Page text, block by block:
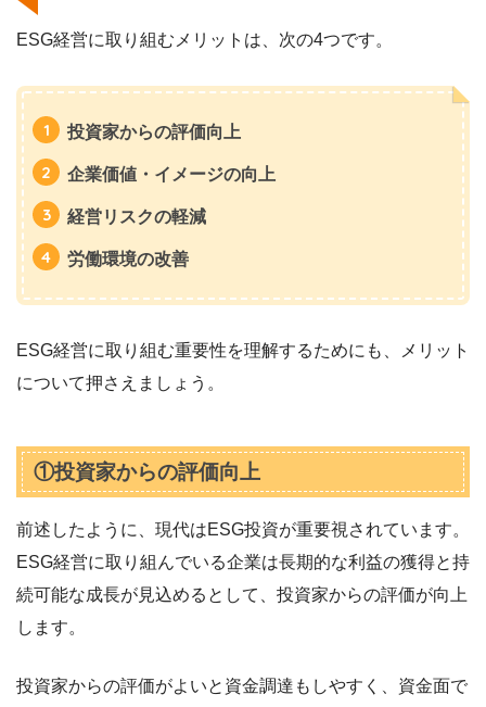
ESG経営に取り組むメリットは、次の4つです。
投資家からの評価向上
企業価値・イメージの向上
経営リスクの軽減
労働環境の改善
ESG経営に取り組む重要性を理解するためにも、メリット
について押さえましょう。
①投資家からの評価向上
前述したように、現代はESG投資が重要視されています。
ESG経営に取り組んでいる企業は長期的な利益の獲得と持
続可能な成長が見込めるとして、投資家からの評価が向上
します。
投資家からの評価がよいと資金調達もしやすく、資金面で